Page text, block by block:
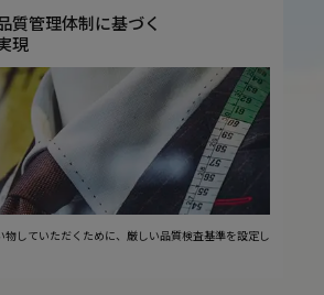
質管理体制に基づく
現
物していただくために、厳しい品質検査基準を設定し